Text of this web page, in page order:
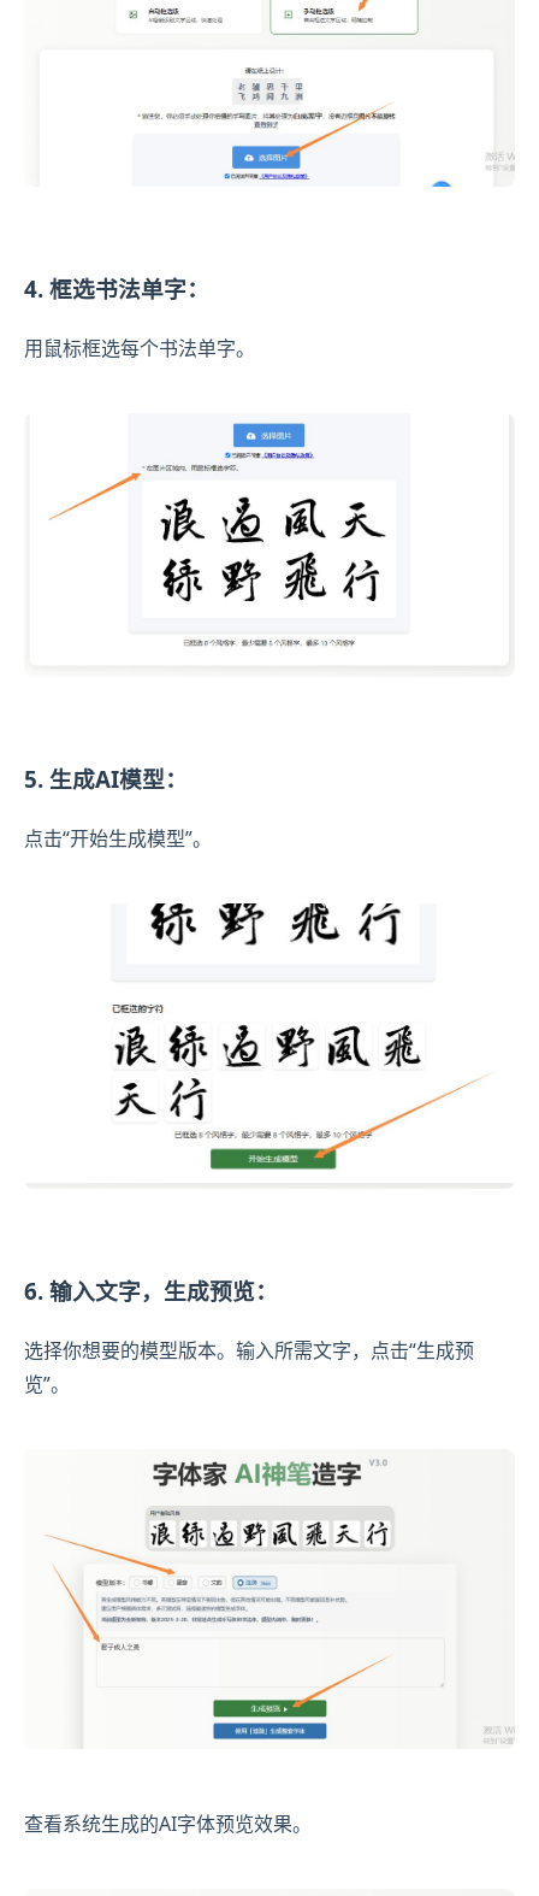
4. 框选书法单字：
用鼠标框选每个书法单字。
5. 生成AI模型：
点击“开始生成模型”。
6. 输入文字，生成预览：
选择你想要的模型版本。输入所需文字，点击“生成预
览”。
查看系统生成的AI字体预览效果。